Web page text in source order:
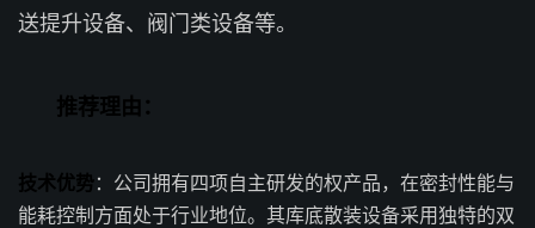
送提升设备、阀门类设备等。
推荐理由：
技术优势：公司拥有四项自主研发的权产品，在密封性能与
能耗控制方面处于行业地位。其库底散装设备采用独特的双